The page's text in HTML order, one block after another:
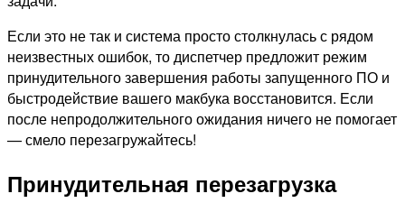
Если это не так и система просто столкнулась с рядом
неизвестных ошибок, то диспетчер предложит режим
принудительного завершения работы запущенного ПО и
быстродействие вашего макбука восстановится. Если
после непродолжительного ожидания ничего не помогает
— смело перезагружайтесь!
Принудительная перезагрузка